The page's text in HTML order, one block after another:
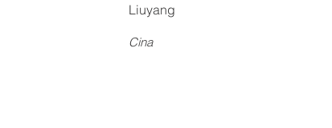
Liuyang
Cina